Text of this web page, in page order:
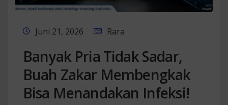
Juni 21, 2026 Rara
Banyak Pria Tidak Sadar,
Buah Zakar Membengkak
Bisa Menandakan Infeksi!